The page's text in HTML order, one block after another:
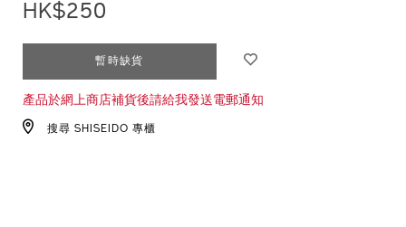
HK$250
TO
CART
OPTIONS
PRODUCT
ACTIONS
暫時缺貨
產品於網上商店補貨後請給我發送電郵通知
搜尋 SHISEIDO 專櫃